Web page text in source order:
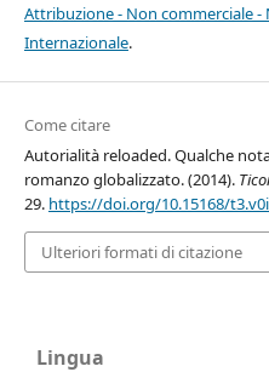
Attribuzione - Non commerciale -
Internazionale.
Come citare
Autorialità reloaded. Qualche
romanzo globalizzato. (2014).
29. https://doi.org/10.15168/
Ulteriori formati di citazione
Lingua